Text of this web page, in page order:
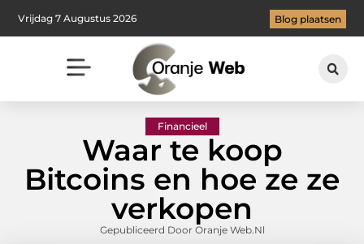
Vrijdag 7 Augustus 2026 Blog plaatsen
Financieel
Waar te koop
Bitcoins en hoe ze ze
verkopen
Gepubliceerd Door Oranje Web.nl